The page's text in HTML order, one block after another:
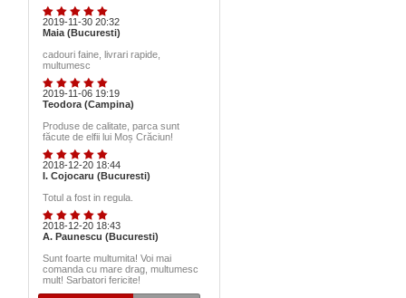
2019-11-30 20:32
Maia (Bucuresti)
cadouri faine, livrari rapide,
multumesc
2019-11-06 19:19
Teodora (Campina)
Produse de calitate, parca sunt
făcute de elfii lui Moș Crăciun!
2018-12-20 18:44
I. Cojocaru (Bucuresti)
Totul a fost in regula.
2018-12-20 18:43
A. Paunescu (Bucuresti)
Sunt foarte multumita! Voi mai
comanda cu mare drag, multumesc
mult! Sarbatori fericite!